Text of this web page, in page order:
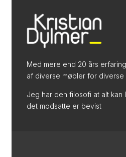
Med mere end 20 års
af diverse møbler for diverse
Jeg har den filosofi at alt kan
det modsatte er bevist